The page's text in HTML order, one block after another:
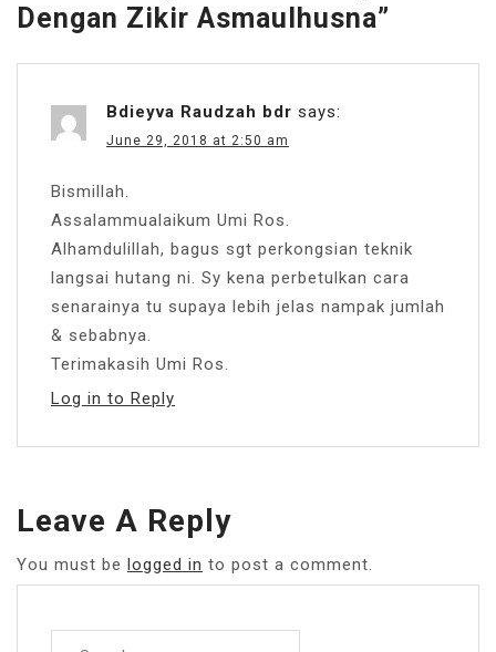
Dengan Zikir Asmaulhusna”
Bdieyva Raudzah bdr says:
June 29, 2018 at 2:50 am
Bismillah.
Assalammualaikum Umi Ros.
Alhamdulillah, bagus sgt perkongsian teknik
langsai hutang ni. Sy kena perbetulkan cara
senarainya tu supaya lebih jelas nampak jumlah
& sebabnya.
Terimakasih Umi Ros.
Log in to Reply
Leave A Reply
You must be logged in to post a comment.
Search